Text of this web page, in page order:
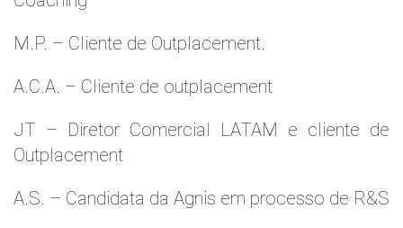
M.P. – Cliente de Outplacement.
A.C.A. – Cliente de outplacement
JT – Diretor Comercial LATAM e cliente de
Outplacement
A.S. – Candidata da Agnis em processo de R&S